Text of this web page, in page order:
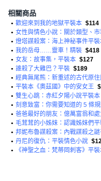
相關商品
• 歡迎來到我的地獄平裝本 $114
• 女性與情色小說：關於類型、
• 燈塔謀殺案：海上神秘事件平
• 我的岳母……靈車！精裝 $418
• 女友：故事集，平裝本 $127
• 誰殺了大雞巴？平裝 $189
• 經典無尾熊：新重述的古代原
• 平裝本《奧茲國》中的安女王
• 雙生心跳：赤紅夕陽小說平裝本
•
• 爸爸最好的朋友：億萬富翁和
• 毛茸茸的小姊妹：認識姊妹們
• 邦妮布魯謀殺案：內戰謀殺之
• 丹尼的復仇：平裝情色小說
•
《神聖之血：梵蒂岡刺客》平